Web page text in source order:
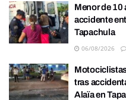
Menor de 10
accidente
Tapachula
06/08/2026
tras
Alaïa en